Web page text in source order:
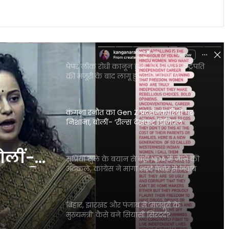
में
की मंजूरी के बाद लागू हुए नए प्रावधान
कंगना रनौत का Gen Z प्रदर्शनकारियों पर
निशाना, बोलीं- ‘रील्स देखकर डिजिटल
डिटॉक्स की जरूरत पड़ गई’
सुप्रिया सुले के बयान से बढ़ीं NDA में जाने की
अटकलें, कांग्रेस ने मांगा शरद पवार से जवाब
बिहार, झारखंड और पंजाब में ‘मजबूरी के
मुख्यमंत्री’ कैसे बने सियासी सिरदर्द?
असम सरकार का बड़ा फैसला, बहुविवाह करने
वाले सरकारी कर्मचारियों पर होगी सख्त कार्रवाई